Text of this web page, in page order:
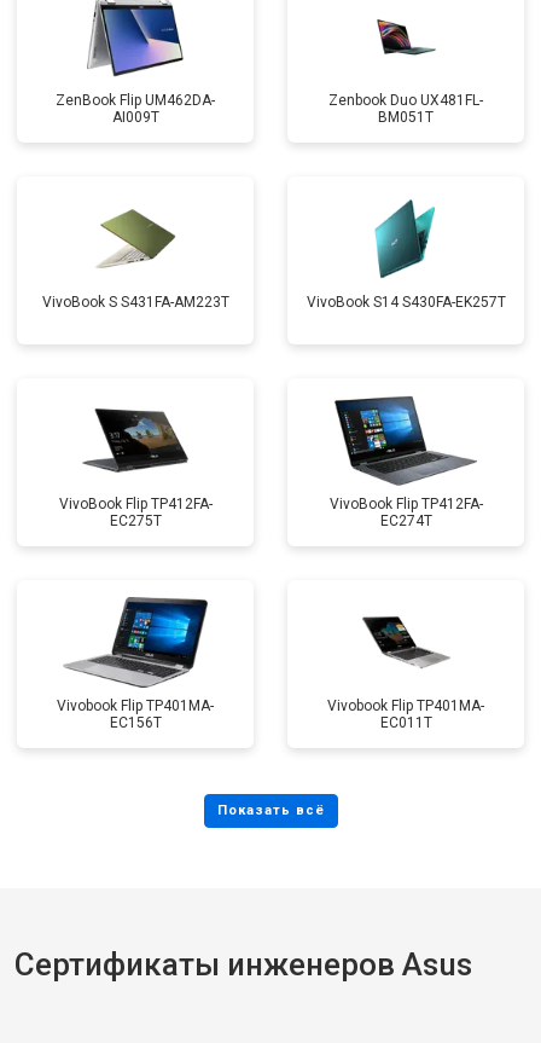
ZenBook Flip UM462DA-
AI009T
Zenbook Duo UX481FL-
BM051T
VivoBook S S431FA-AM223T VivoBook S14 S430FA-EK257T
VivoBook Flip TP412FA-
EC275T
VivoBook Flip TP412FA-
EC274T
Vivobook Flip TP401MA-
EC156T
Vivobook Flip TP401MA-
EC011T
Сертификаты инженеров Asus